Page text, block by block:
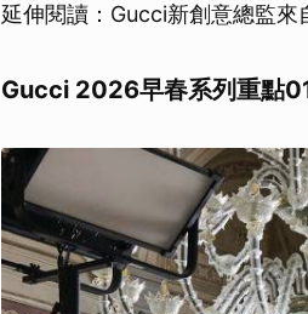
延伸閱讀：Gucci新創意總監
Gucci 2026早春系列重點